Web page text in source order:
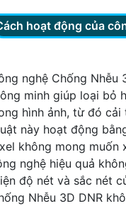
hoạt động của
nghệ Chống Nhễu
minh giúp loại bỏ
hình ảnh, từ đó cải
này hoạt động
không mong muốn
nghệ hiệu quả
độ nét và sắc nét
Nhễu 3D DNR